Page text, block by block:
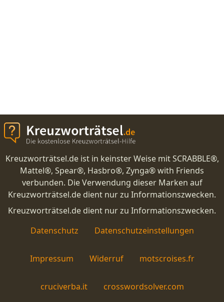
Kreuzworträtsel.de ist in keinster Weise mit SCRABBLE®,
Mattel®, Spear®, Hasbro®, Zynga® with Friends
verbunden. Die Verwendung dieser Marken auf
Kreuzworträtsel.de dient nur zu Informationszwecken.
Kreuzworträtsel.de dient nur zu Informationszwecken.
Datenschutz
Datenschutzeinstellungen
Impressum Widerruf motscroises.fr
cruciverba.it crosswordsolver.com